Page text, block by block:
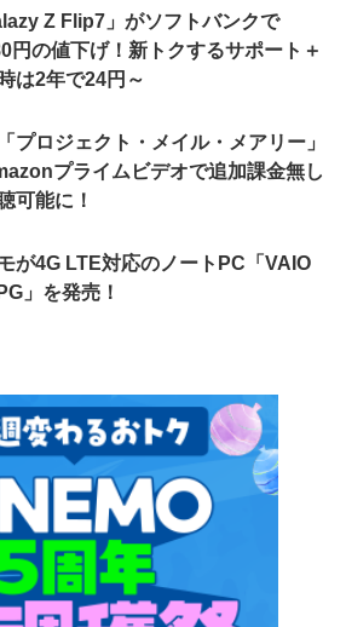
Z Flip7」がソフトバンクで
円の値下げ！新トクするサポート＋
は2年で24円～
プロジェクト・メイル・メアリー」
プライムビデオで追加課金無し
可能に！
モが4G LTE対応のノートPC「VAIO
」を発売！